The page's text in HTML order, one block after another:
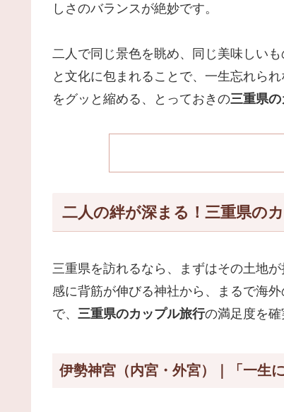
しさのバランスが絶妙です。
二人で同じ景色を眺め、同じ美味しい
と文化に包まれることで、一生忘れら
をグッと縮める、とっておきの三重県
二人の絆が深まる！三重県の
三重県を訪れるなら、まずはその土地
感に背筋が伸びる神社から、まるで海
で、 三重県のカップル旅行の満足度を確
伊勢神宮（内宮・外宮）｜「一生